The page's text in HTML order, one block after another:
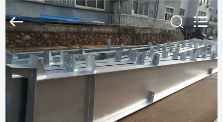
বাড়ি
ভিডিও
Qingdao
Fabrication
Co.,
Ltd..
Rights
Reserved.